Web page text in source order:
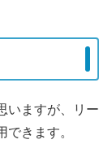
いますが、リー
きます。